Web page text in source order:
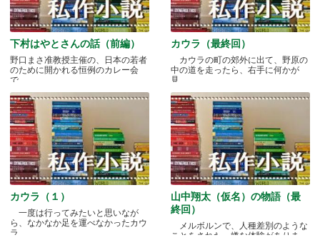
下村はやとさんの話（前編）
野口まさ准教授主催の、日本の若者
のために開かれる恒例のカレー会
で.....
カウラ（最終回）
カウラの町の郊外に出て、野原の
中の道を走ったら、右手に何かが
見.....
カウラ（１）
一度は行ってみたいと思いなが
ら、なかなか足を運べなかったカウ
ラ.....
山中翔太（仮名）の物語（最
終回）
メルボルンで、人種差別のような
ことをされた、嫌な体験がありま